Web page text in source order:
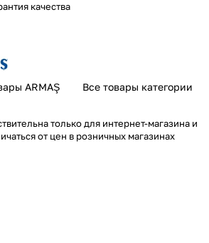
качества
ARMAŞ Все товары категории
только для интернет-магазина и
от цен в розничных магазинах